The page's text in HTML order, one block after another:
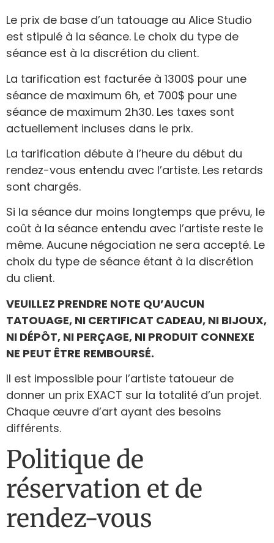
Le prix de base d’un tatouage au Alice Studio
est stipulé à la séance. Le choix du type de
séance est à la discrétion du client.
La tarification est facturée à 1300$ pour une
séance de maximum 6h, et 700$ pour une
séance de maximum 2h30. Les taxes sont
actuellement incluses dans le prix.
La tarification débute à l’heure du début du
rendez-vous entendu avec l’artiste. Les retards
sont chargés.
Si la séance dur moins longtemps que prévu, le
coût à la séance entendu avec l’artiste reste le
même. Aucune négociation ne sera accepté. Le
choix du type de séance étant à la discrétion
du client.
VEUILLEZ PRENDRE NOTE QU’AUCUN
TATOUAGE, NI CERTIFICAT CADEAU, NI BIJOUX,
NI DÉPÔT, NI PERÇAGE, NI PRODUIT CONNEXE
NE PEUT ÊTRE REMBOURSÉ.
Il est impossible pour l’artiste tatoueur de
donner un prix EXACT sur la totalité d’un projet.
Chaque œuvre d’art ayant des besoins
différents.
Politique de
réservation et de
rendez-vous